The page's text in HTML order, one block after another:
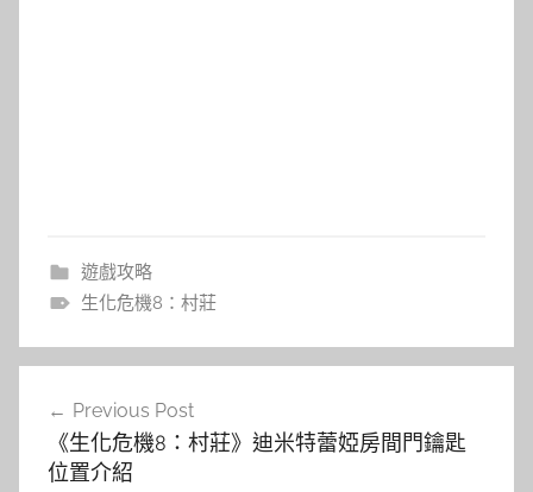
遊戲攻略
生化危機8：村莊
Previous Post
《生化危機8：村莊》迪米特蕾婭房間門鑰匙
位置介紹